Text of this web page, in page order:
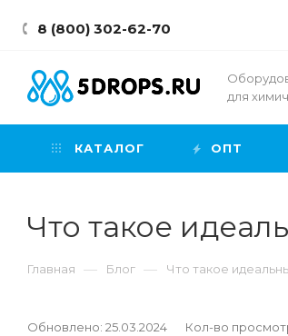
8 (800) 302-62-70
для
КАТАЛОГ ОПТ
Что такое
Главная — Блог — Что такое
Обновлено: 25.03.2024 Кол-во